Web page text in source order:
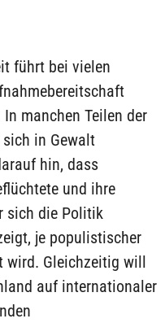
führt bei vielen
manchen Teilen der
in Gewalt
hin, dass
und ihre
sich die Politik
je populistischer
wird. Gleichzeitig will
auf internationaler